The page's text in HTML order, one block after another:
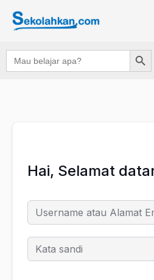
Search
for:
Search Button
Hai, Selamat